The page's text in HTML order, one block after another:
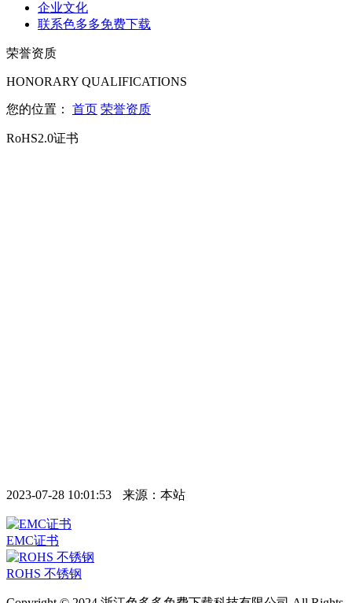
企业文化
联系色多多免费下载
荣誉资质
HONORARY QUALIFICATIONS
您的位置： 首页 荣誉资质
RoHS2.0证书
2023-07-28 10:01:53 来源：本站
EMC证书
ROHS 不锈钢